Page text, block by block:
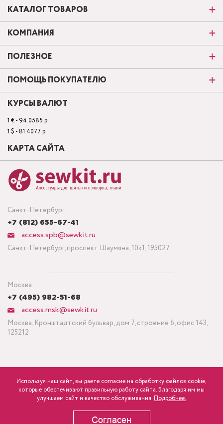
Санкт-Петербург
+7 (812) 655-67-41
access.spb@sewkit.ru
Санкт-Петербург, проспект Шаумяна, 10к1, 195027
Москва
+7 (495) 982-51-68
access.msk@sewkit.ru
Москва, Кронштадтский бульвар, дом 7, строение 6, офис 143,
125212
КАТАЛОГ ТОВАРОВ
КОМПАНИЯ
ПОЛЕЗНОЕ
ПОМОЩЬ ПОКУПАТЕЛЮ
КУРСЫ ВАЛЮТ
1 € - 94.0585 р.
1 $ - 81.4077 р.
КАРТА САЙТА
Политика конфиденциальности
ПОДПИСАТЬСЯ НА НОВОСТИ
Используя наш сайт, вы даете согласие на обработку файлов cookie,
которые обеспечивают правильную работу сайта. Благодаря им мы
улучшаем сайт и качество обслуживания. Подробнее.
Согласен